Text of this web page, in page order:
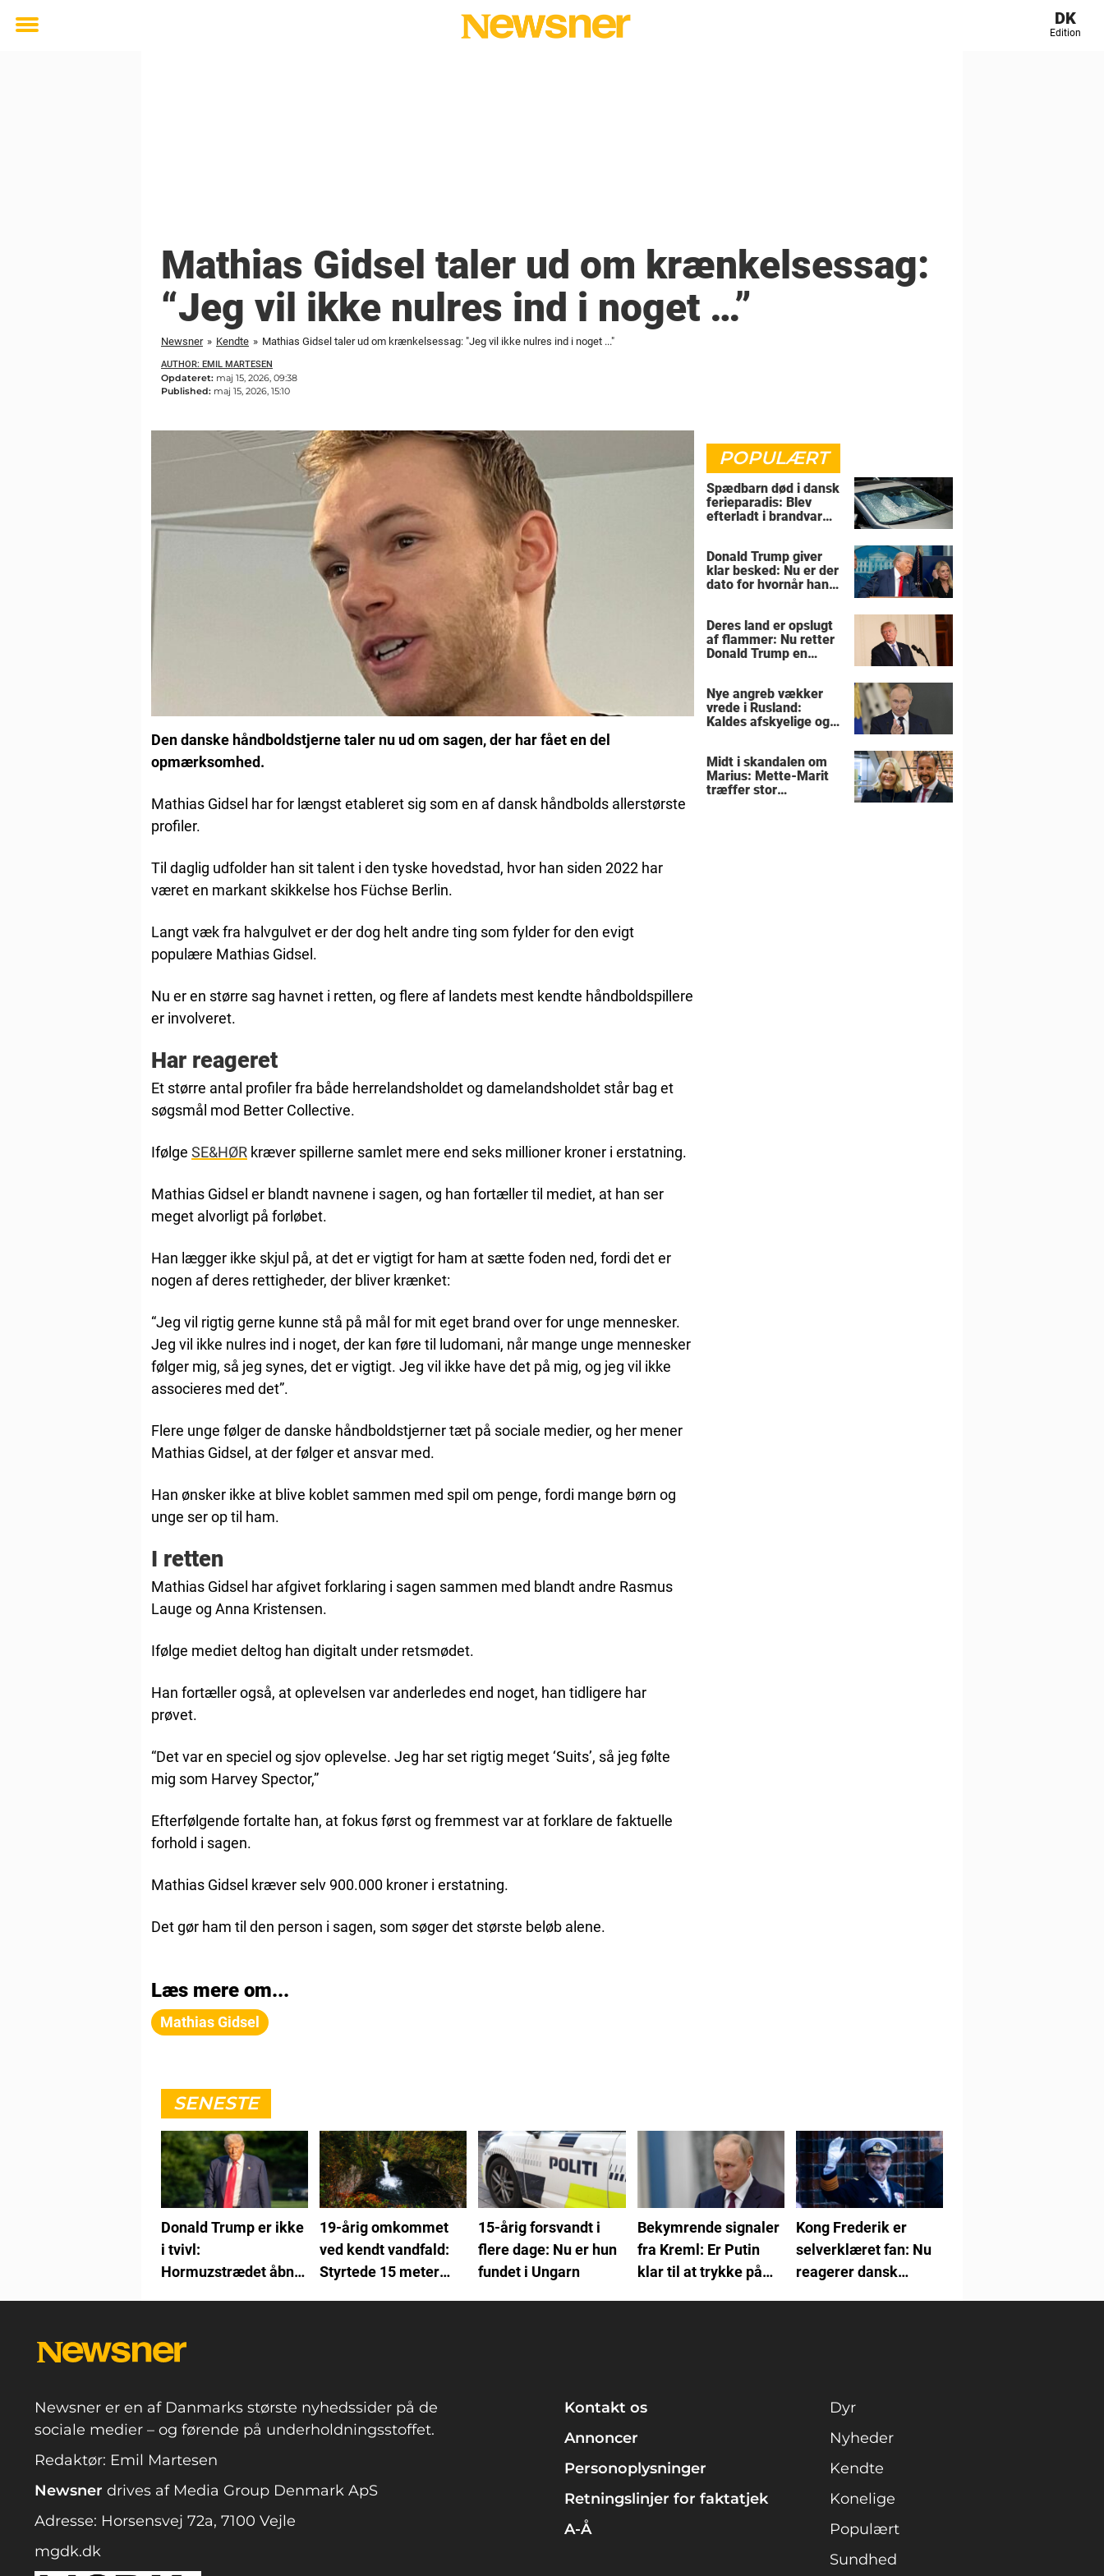
Toggle
DK
Edition
Mathias Gidsel taler ud om krænkelsessag:
“Jeg vil ikke nulres ind i noget …”
Newsner » Kendte » Mathias Gidsel taler ud om krænkelsessag: "Jeg vil ikke nulres ind i noget ..."
AUTHOR: EMIL MARTESEN
Opdateret: maj 15, 2026, 09:38
Published: maj 15, 2026, 15:10
Den danske håndboldstjerne taler nu ud om sagen, der har fået en del
opmærksomhed.
Mathias Gidsel har for længst etableret sig som en af dansk håndbolds allerstørste
profiler.
Til daglig udfolder han sit talent i den tyske hovedstad, hvor han siden 2022 har
været en markant skikkelse hos Füchse Berlin.
Langt væk fra halvgulvet er der dog helt andre ting som fylder for den evigt
populære Mathias Gidsel.
Nu er en større sag havnet i retten, og flere af landets mest kendte håndboldspillere
er involveret.
Har reageret
Et større antal profiler fra både herrelandsholdet og damelandsholdet står bag et
søgsmål mod Better Collective.
Ifølge SE&HØR kræver spillerne samlet mere end seks millioner kroner i erstatning.
Mathias Gidsel er blandt navnene i sagen, og han fortæller til mediet, at han ser
meget alvorligt på forløbet.
Han lægger ikke skjul på, at det er vigtigt for ham at sætte foden ned, fordi det er
nogen af deres rettigheder, der bliver krænket:
“Jeg vil rigtig gerne kunne stå på mål for mit eget brand over for unge mennesker.
Jeg vil ikke nulres ind i noget, der kan føre til ludomani, når mange unge mennesker
følger mig, så jeg synes, det er vigtigt. Jeg vil ikke have det på mig, og jeg vil ikke
associeres med det”.
Flere unge følger de danske håndboldstjerner tæt på sociale medier, og her mener
Mathias Gidsel, at der følger et ansvar med.
Han ønsker ikke at blive koblet sammen med spil om penge, fordi mange børn og
unge ser op til ham.
I retten
Mathias Gidsel har afgivet forklaring i sagen sammen med blandt andre Rasmus
Lauge og Anna Kristensen.
Ifølge mediet deltog han digitalt under retsmødet.
Han fortæller også, at oplevelsen var anderledes end noget, han tidligere har
prøvet.
“Det var en speciel og sjov oplevelse. Jeg har set rigtig meget ‘Suits’, så jeg følte
mig som Harvey Spector,”
Efterfølgende fortalte han, at fokus først og fremmest var at forklare de faktuelle
forhold i sagen.
Mathias Gidsel kræver selv 900.000 kroner i erstatning.
Det gør ham til den person i sagen, som søger det største beløb alene.
POPULÆRT
Spædbarn død i dansk
ferieparadis: Blev
efterladt i brandvarm
Donald Trump giver
klar besked: Nu er der
dato for hvornår han
Deres land er opslugt
af flammer: Nu retter
Donald Trump en
Nye angreb vækker
vrede i Rusland:
Kaldes afskyelige og
Midt i skandalen om
Marius: Mette-Marit
træffer stor
Læs mere om...
Mathias Gidsel
SENESTE
Donald Trump er ikke
i tvivl:
Hormuzstrædet åbner
19-årig omkommet
ved kendt vandfald:
Styrtede 15 meter
15-årig forsvandt i
flere dage: Nu er hun
fundet i Ungarn
Bekymrende signaler
fra Kreml: Er Putin
klar til at trykke på
Kong Frederik er
selverklæret fan: Nu
reagerer dansk
Newsner er en af Danmarks største nyhedssider på de
sociale medier – og førende på underholdningsstoffet.
Redaktør: Emil Martesen
Newsner drives af Media Group Denmark ApS
Adresse: Horsensvej 72a, 7100 Vejle
mgdk.dk
Kontakt os
Annoncer
Personoplysninger
Retningslinjer for faktatjek
A-Å
Dyr
Nyheder
Kendte
Konelige
Populært
Sundhed